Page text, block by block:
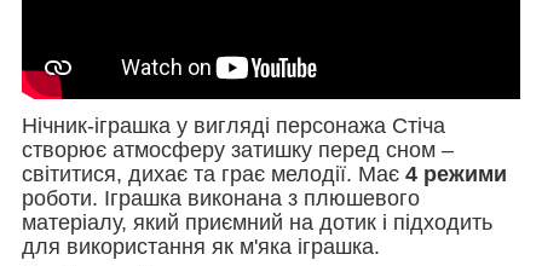
Нічник-іграшка у вигляді персонажа Стіча
створює атмосферу затишку перед сном –
світитися, дихає та грає мелодії. Має 4 режими
роботи. Іграшка виконана з плюшевого
матеріалу, який приємний на дотик і підходить
для використання як м'яка іграшка.